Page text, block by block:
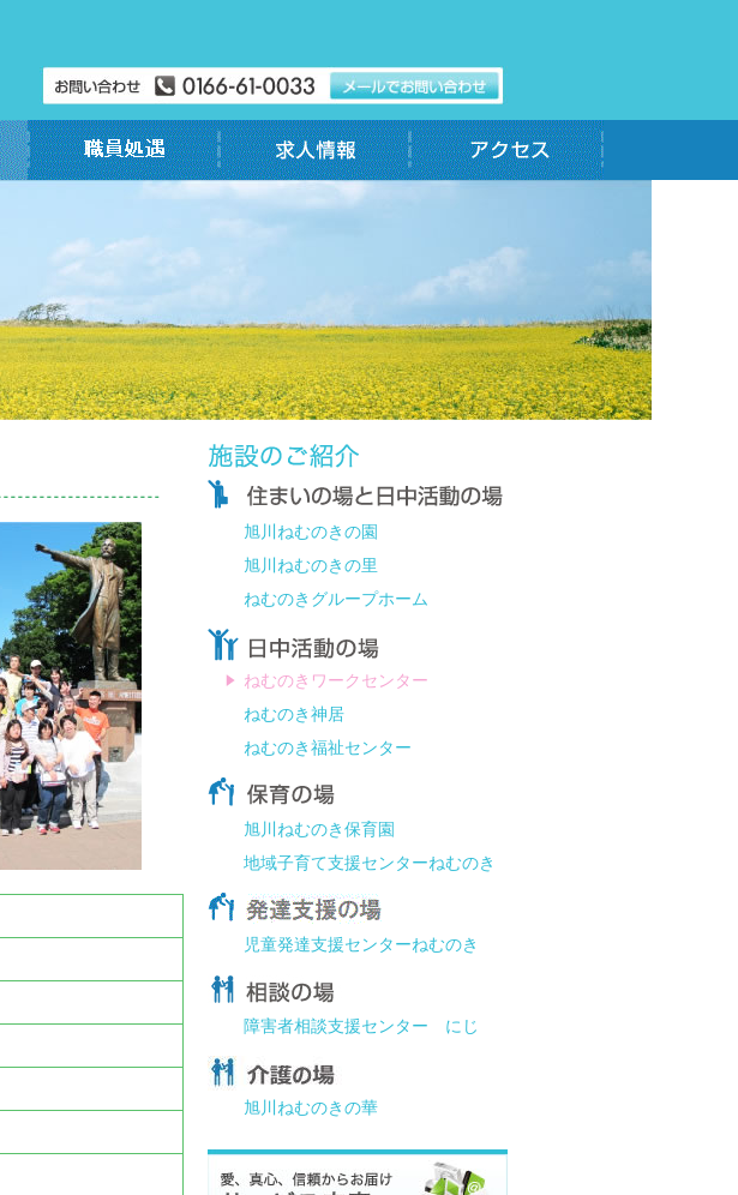
旭川ねむのきの園
旭川ねむのきの里
ねむのきグループホーム
ねむのきワークセンター
ねむのき神居
ねむのき福祉センター
旭川ねむのき保育園
地域子育て支援センターねむのき
児童発達支援センターねむのき
障害者相談支援センター にじ
旭川ねむのきの華